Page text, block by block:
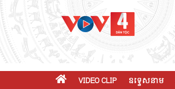
VIDEO CLIP ឧទ្ទេសនាម